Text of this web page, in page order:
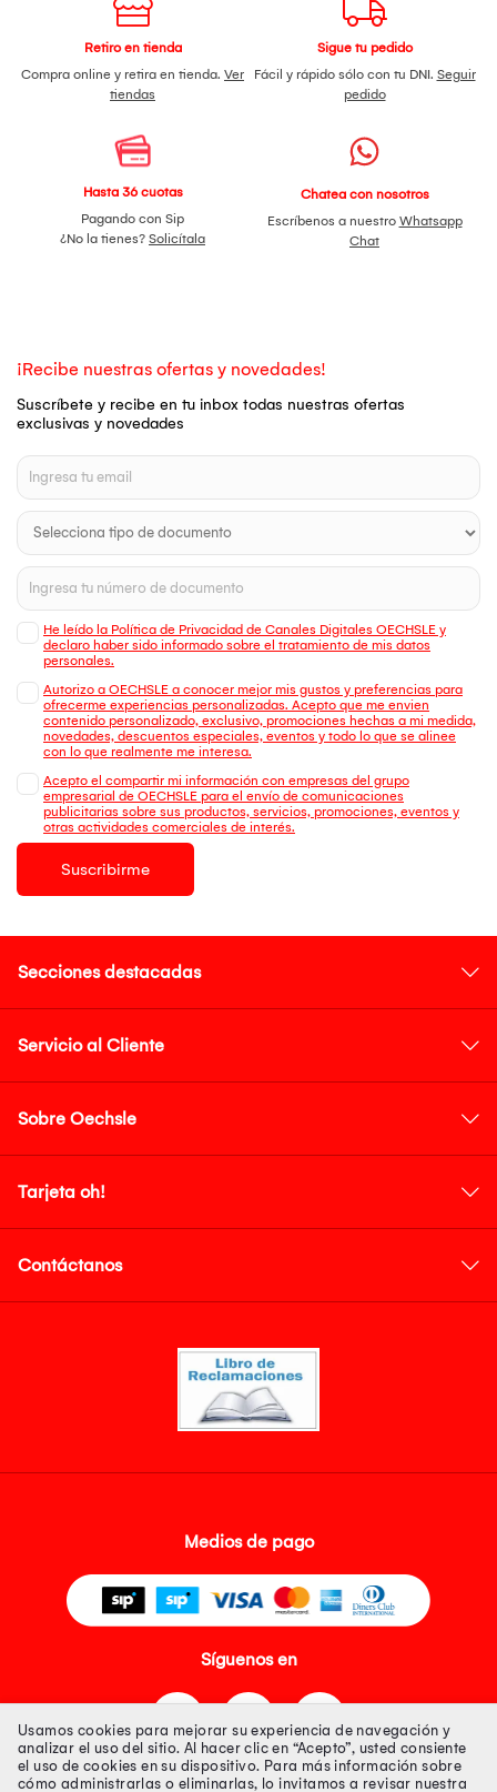
Retiro en tienda
Compra online y retira en tienda. Ver
tiendas
Sigue tu pedido
Fácil y rápido sólo con tu DNI. Seguir
pedido
Hasta 36 cuotas
Pagando con Sip
¿No la tienes? Solicítala
Chatea con nosotros
Escríbenos a nuestro Whatsapp
Chat
¡Recibe nuestras ofertas y novedades!
Suscríbete y recibe en tu inbox todas nuestras ofertas
exclusivas y novedades
He leído la Política de Privacidad de Canales Digitales OECHSLE y
declaro haber sido informado sobre el tratamiento de mis datos
personales.
Autorizo a OECHSLE a conocer mejor mis gustos y preferencias para
ofrecerme experiencias personalizadas. Acepto que me envien
contenido personalizado, exclusivo, promociones hechas a mi medida,
novedades, descuentos especiales, eventos y todo lo que se alinee
con lo que realmente me interesa.
Acepto el compartir mi información con empresas del grupo
empresarial de OECHSLE para el envío de comunicaciones
publicitarias sobre sus productos, servicios, promociones, eventos y
otras actividades comerciales de interés.
Suscribirme
Secciones destacadas
Servicio al Cliente
Sobre Oechsle
Tarjeta oh!
Contáctanos
Medios de pago
Síguenos en
Usamos cookies para mejorar su experiencia de navegación y
analizar el uso del sitio. Al hacer clic en “Acepto”, usted consiente
el uso de cookies en su dispositivo. Para más información sobre
cómo administrarlas o eliminarlas, lo invitamos a revisar nuestra